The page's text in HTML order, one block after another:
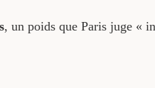
, un poids que Paris juge «